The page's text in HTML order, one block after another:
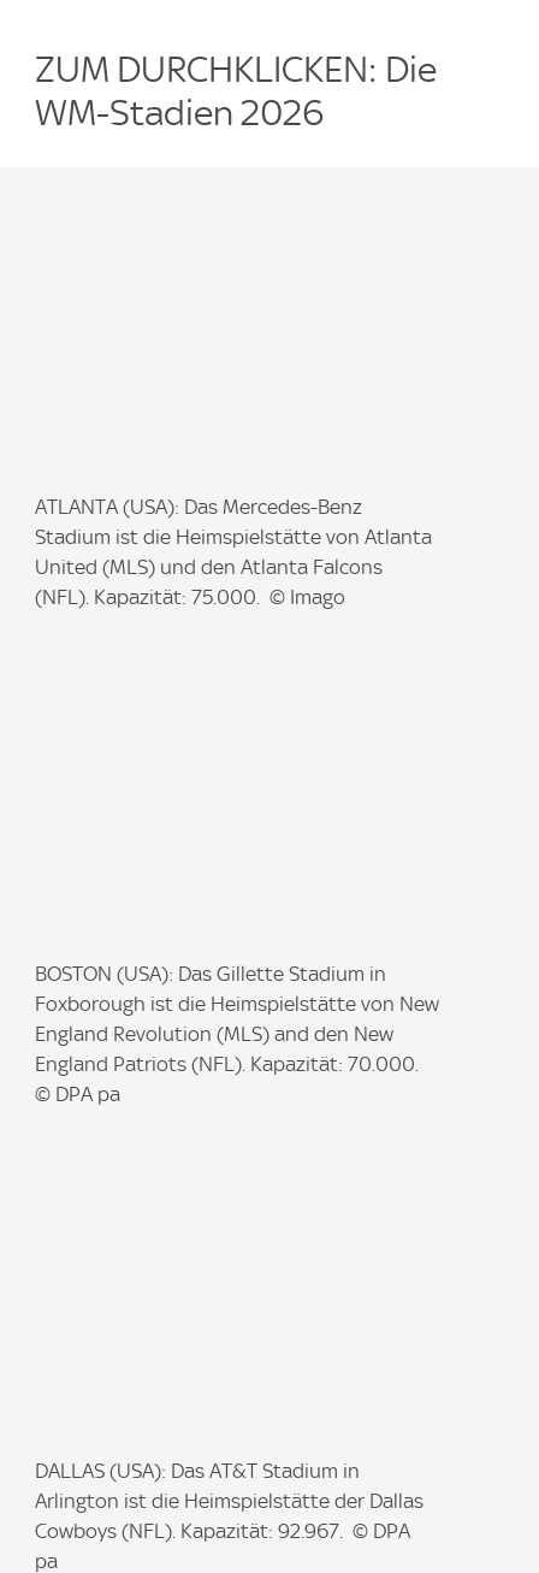
ZUM DURCHKLICKEN: Die
WM-Stadien 2026
m
ATLANTA (USA): Das Mercedes-Benz
Stadium ist die Heimspielstätte von Atlanta
United (MLS) und den Atlanta Falcons
(NFL). Kapazität: 75.000. © Imago
m
BOSTON (USA): Das Gillette Stadium in
Foxborough ist die Heimspielstätte von New
England Revolution (MLS) and den New
England Patriots (NFL). Kapazität: 70.000.
© DPA pa
m
DALLAS (USA): Das AT&T Stadium in
Arlington ist die Heimspielstätte der Dallas
Cowboys (NFL). Kapazität: 92.967. © DPA
pa